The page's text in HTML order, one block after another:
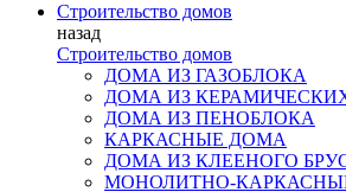
Строительство домов
назад
Строительство домов
ДОМА ИЗ ГАЗОБЛОКА
ДОМА ИЗ
ДОМА ИЗ ПЕНОБЛОКА
КАРКАСНЫЕ ДОМА
ДОМА ИЗ КЛЕЕНОГО
МОНОЛИТНО-